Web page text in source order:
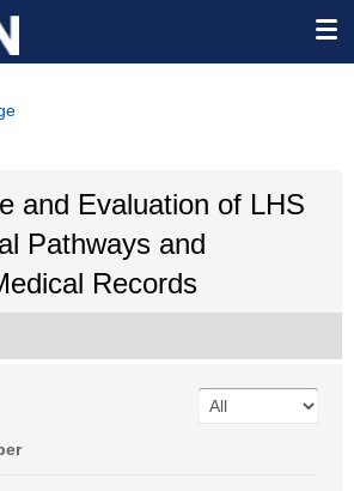
and Evaluation of LHS
Pathways and
Records